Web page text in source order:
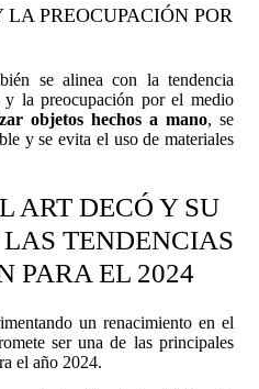
PREOCUPACIÓN POR
se alinea con la tendencia
y la preocupación por el medio
objetos hechos a mano, se
y se evita el uso de materiales
ART DECÓ Y SU
TENDENCIAS
PARA EL 2024
un renacimiento en el
ser una de las principales
el año 2024.